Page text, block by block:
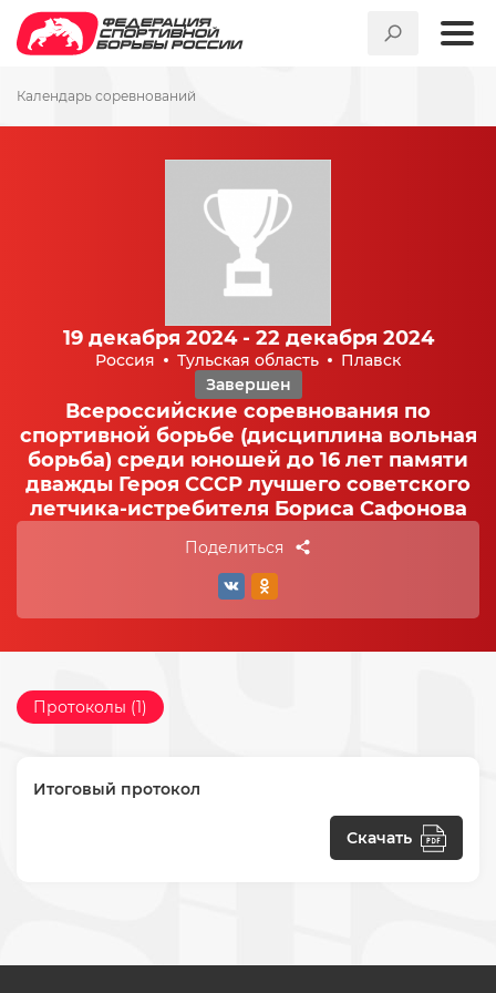
Календарь соревнований
19 декабря 2024 - 22 декабря 2024
Россия Тульская область
Плавск
Завершен
Всероссийские соревнования по
спортивной борьбе (дисциплина вольная
борьба) среди юношей до 16 лет памяти
дважды Героя СССР лучшего советского
летчика-истребителя Бориса Сафонова
Поделиться
Протоколы (1)
Итоговый протокол
Скачать